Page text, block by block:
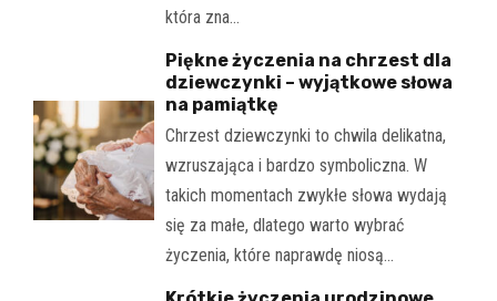
która zna…
Piękne życzenia na chrzest dla
dziewczynki – wyjątkowe słowa
na pamiątkę
Chrzest dziewczynki to chwila delikatna,
wzruszająca i bardzo symboliczna. W
takich momentach zwykłe słowa wydają
się za małe, dlatego warto wybrać
życzenia, które naprawdę niosą…